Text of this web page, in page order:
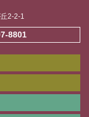
2-2-1
8801